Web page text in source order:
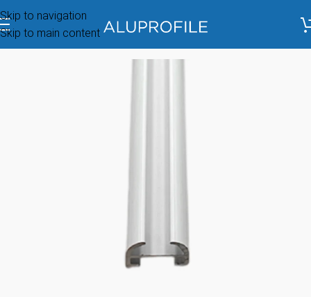
Skip to navigation
Skip to main content